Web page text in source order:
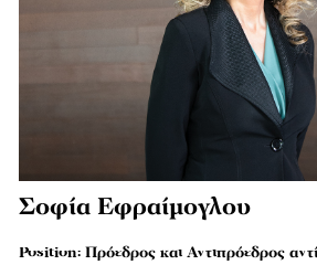
Σοφία Εφραίµογλου
Position: Πρόεδρος και Αντιπρόεδρος